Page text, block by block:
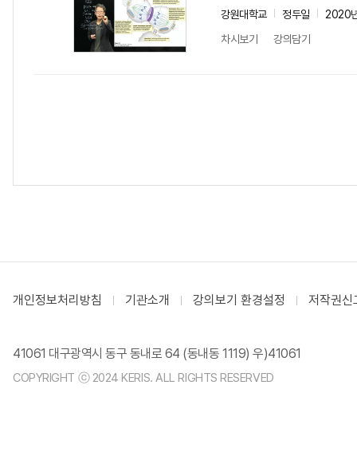
강원대학교 정두일
2020
차시보기
강의담기
개인정보처리방침 기관소개 강의보기 환경설정 저작권신
41061 대구광역시 동구 동내로 64 (동내동 1119) 우)41061
COPYRIGHT ⓒ 2024 KERIS. ALL RIGHTS RESERVED